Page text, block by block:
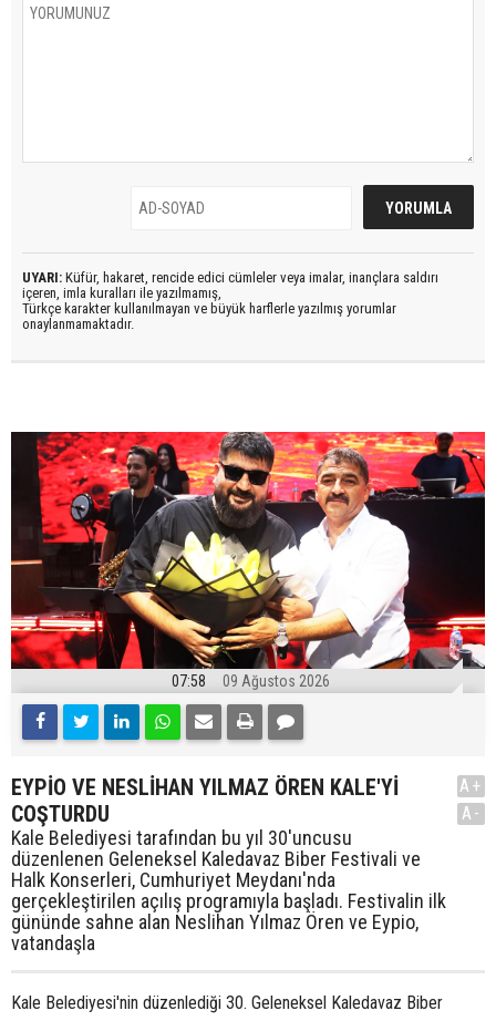
UYARI: Küfür, hakaret, rencide edici cümleler veya imalar, inançlara saldırı
içeren, imla kuralları ile yazılmamış,
Türkçe karakter kullanılmayan ve büyük harflerle yazılmış yorumlar
onaylanmamaktadır.
07:58 09 Ağustos 2026
EYPİO VE NESLİHAN YILMAZ ÖREN KALE'Yİ
COŞTURDU
Kale Belediyesi tarafından bu yıl 30'uncusu
düzenlenen Geleneksel Kaledavaz Biber Festivali ve
Halk Konserleri, Cumhuriyet Meydanı'nda
gerçekleştirilen açılış programıyla başladı. Festivalin ilk
gününde sahne alan Neslihan Yılmaz Ören ve Eypio,
vatandaşla
A+
A-
Kale Belediyesi'nin düzenlediği 30. Geleneksel Kaledavaz Biber